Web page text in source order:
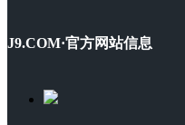
J9.COM·官方网站信息